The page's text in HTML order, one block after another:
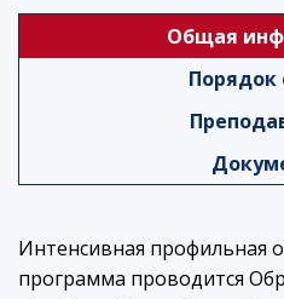
Общая
Порядок
Интенсивная профильная
программа проводится